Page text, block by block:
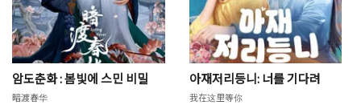
암도춘화 : 봄빛에 스민 비밀
暗渡春华
아재저리등니: 너를 기다려
我在这里等你